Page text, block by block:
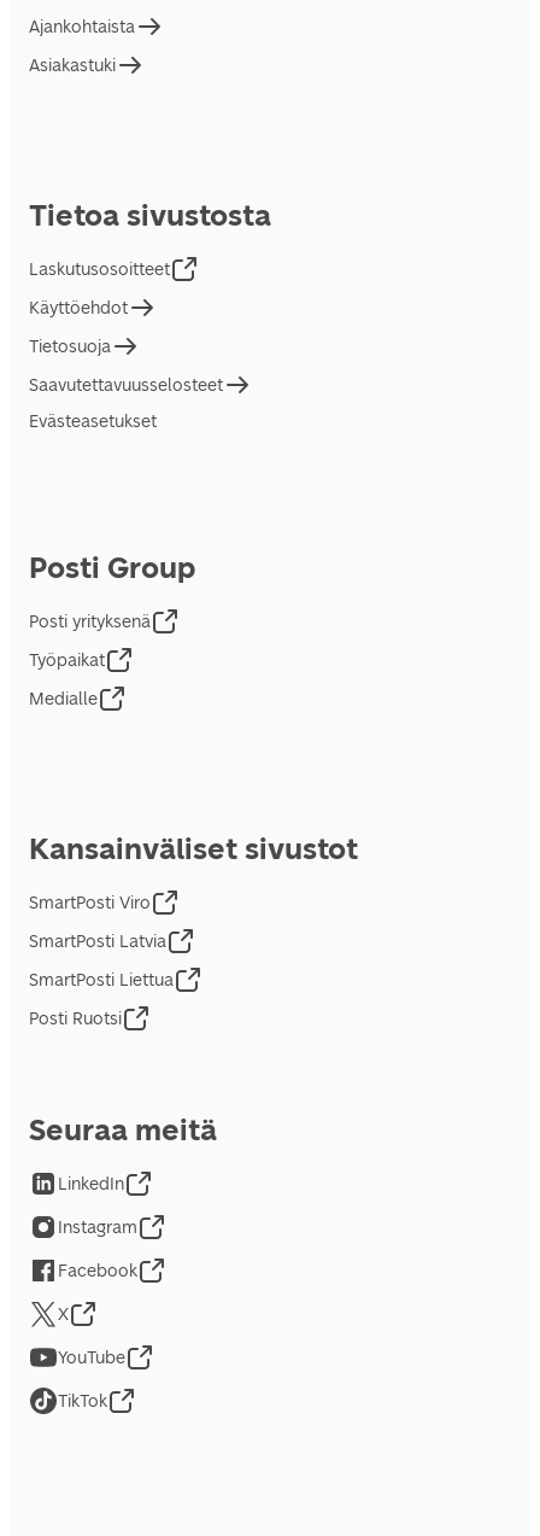
Ajankohtaista
Asiakastuki
Tietoa sivustosta
Laskutusosoitteet
Käyttöehdot
Tietosuoja
Saavutettavuusselosteet
Evästeasetukset
Posti Group
Posti yrityksenä
Työpaikat
Medialle
Kansainväliset sivustot
SmartPosti Viro
SmartPosti Latvia
SmartPosti Liettua
Posti Ruotsi
Seuraa meitä
LinkedIn
Instagram
Facebook
X
YouTube
TikTok